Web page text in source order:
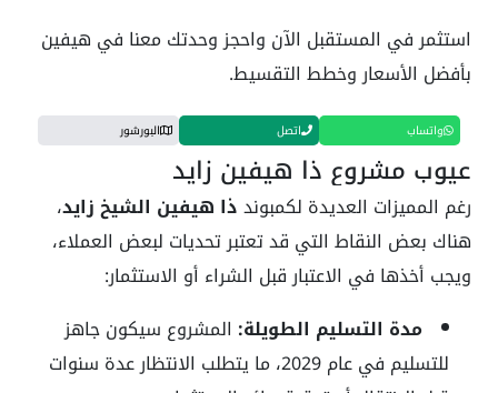
استثمر في المستقبل الآن واحجز وحدتك معنا في هيفين
بأفضل الأسعار وخطط التقسيط.
واتساب اتصل البورشور
عيوب مشروع ذا هيفين زايد
رغم المميزات العديدة لكمبوندذا هيفين الشيخ زايد،
هناك بعض النقاط التي قد تعتبر تحديات لبعض العملاء،
ويجب أخذها في الاعتبار قبل الشراء أو الاستثمار:
مدة التسليم الطويلة: المشروع سيكون جاهز
للتسليم في عام 2029، ما يتطلب الانتظار عدة سنوات